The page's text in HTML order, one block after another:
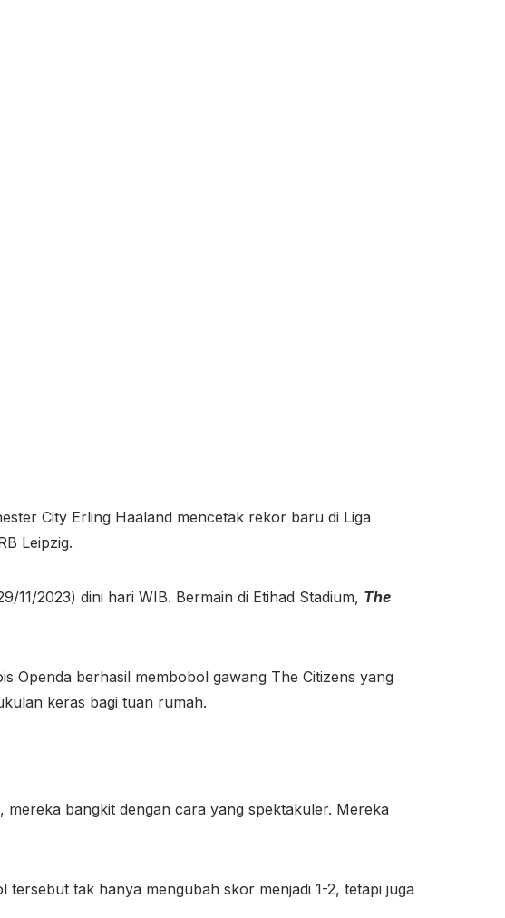
City Erling Haaland mencetak rekor baru di Liga
Leipzig.
11/2023) dini hari WIB. Bermain di Etihad Stadium, The
Openda berhasil membobol gawang The Citizens yang
keras bagi tuan rumah.
bangkit dengan cara yang spektakuler. Mereka
tak hanya mengubah skor menjadi 1-2, tetapi juga